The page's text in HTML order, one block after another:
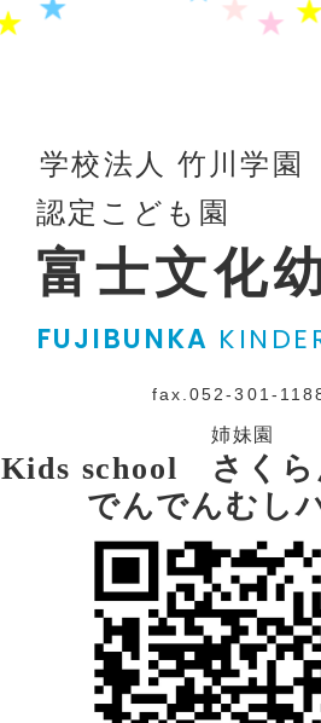
学校法人 竹川学園
認定こども園
富士文化
FUJIBUNKA
fax.052-301-
姉妹園
Kids school さく
でんでんむし